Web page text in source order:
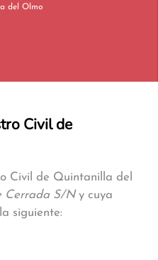
del Olmo
Civil de
Civil de Quintanilla del
Cerrada S/Ny cuya
siguiente: